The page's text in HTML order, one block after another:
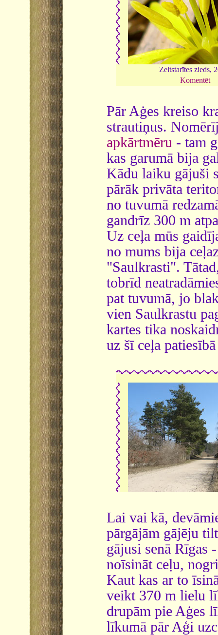
Zeltstarītes zieds,
Komentēt
Pār Aģes kreiso
strautiņus.
apkārtmēru - tam
kas garumā bija
Kādu laiku gājuši
pārāk privāta
no tuvumā
gandrīz 300 m
Uz ceļa mūs
no mums bija
"Saulkrasti".
tobrīd
pat tuvumā, jo
vien Saulkrastu
kartes tika
uz šī ceļa
Lai vai kā,
pārgājām gājēju
gājusi senā Rīgas
noīsināt ceļu,
Kaut kas ar to
veikt 370 m lielu
drupām pie Aģes
līkumā pār Aģi